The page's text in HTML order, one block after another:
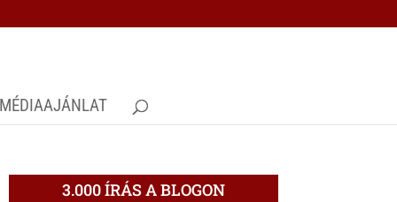
MÉDIAAJÁNLAT
3.000 ÍRÁS A BLOGON